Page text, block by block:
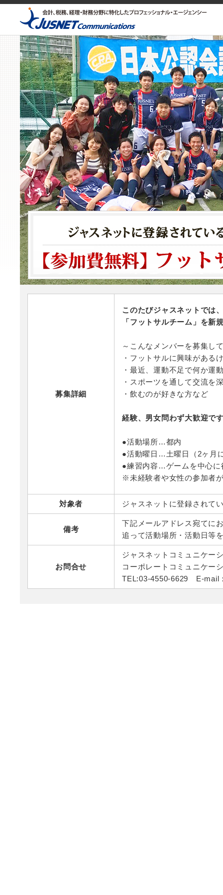
募集詳細
このたびジャスネットでは
「フットサルチーム」を新
～こんなメンバーを募集し
・フットサルに興味がある
・最近、運動不足で何か運
・スポーツを通して交流を
・飲むのが好きな方など
経験、男女問わず大歓迎で
●活動場所…都内
●活動曜日…土曜日（2ヶ月
●練習内容…ゲームを中心に
※未経験者や女性の参加者
対象者 ジャスネットに登録されて
備考
下記メールアドレス宛てに
追って活動場所・活動日等
お問合せ
ジャスネットコミュニケー
コーポレートコミュニケー
TEL:03-4550-6629 E-mail